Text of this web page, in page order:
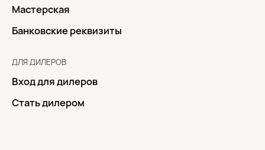
Мастерская
Банковские реквизиты
ДЛЯ ДИЛЕРОВ
Вход для дилеров
Стать дилером